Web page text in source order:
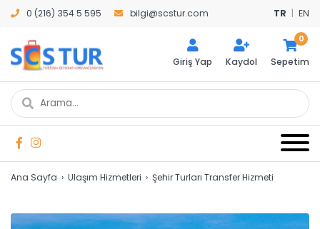
0 (216) 354 5 595 bilgi@scstur.com TR | EN
Giriş Yap Kaydol Sepetim
0
Ana Sayfa › Ulaşım Hizmetleri › Şehir Turları Transfer Hizmeti